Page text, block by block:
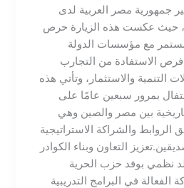
جمهورية مصر العربية لدى
حيث عكست هذه الزيارة حرص
مع مؤسسات الدولة
فرص الاستفادة من التجارب
التنمية والاستثمار، وتأتي هذه
بمرور سبعين عامًا على
بين مصر والصين وهي
والشراكة الاستراتيجية
التعاون وبناء الكوادر
نظمي بوفد حزب الحرية
في البرامج التدريبية